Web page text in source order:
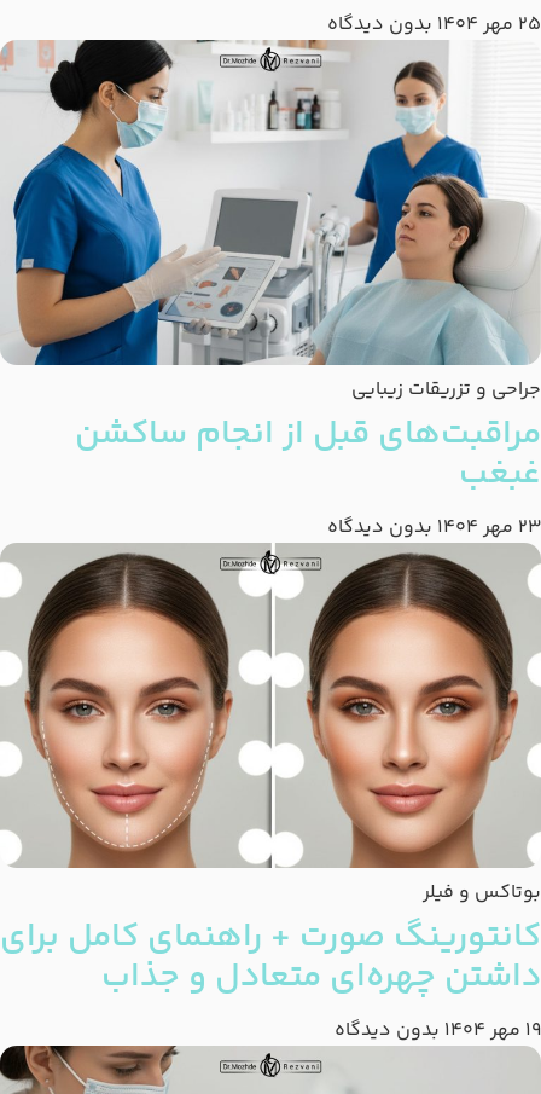
25 مهر 1404 بدون دیدگاه
جراحی و تزریقات زیبایی
مراقبت‌های قبل از انجام ساکشن
غبغب
23 مهر 1404 بدون دیدگاه
بوتاکس و فیلر
کانتورینگ صورت + راهنمای کامل برای
داشتن چهره‌ای متعادل و جذاب
19 مهر 1404 بدون دیدگاه